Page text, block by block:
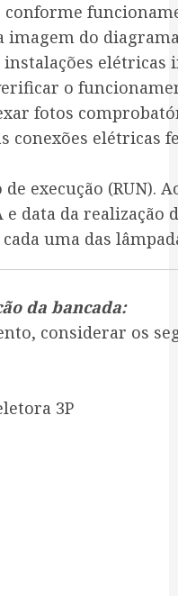
conforme
do
instalações
o
fotos
conexões elétricas
execução (RUN).
e data da realização
uma das
da bancada:
considerar os
3P